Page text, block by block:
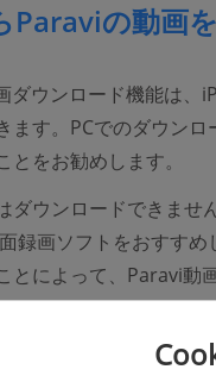
Paraviの動画
ダウンロード機能は、
ます。PCでのダウン
とをお勧めします。
ダウンロードできませ
録画ソフトをおすすめ
とによって、Paravi動